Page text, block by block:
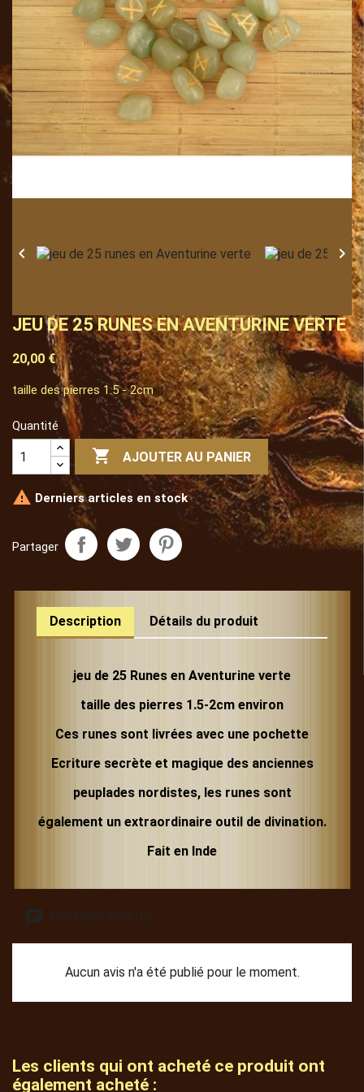
 
JEU DE 25 RUNES EN AVENTURINE VERTE
20,00 €
taille des pierres 1.5 - 2cm
Quantité
 AJOUTER AU PANIER
 Derniers articles en stock
Partager
Description Détails du produit
jeu de 25 Runes en Aventurine verte
taille des pierres 1.5-2cm environ
Ces runes sont livrées avec une pochette
Ecriture secrète et magique des anciennes
peuplades nordistes, les runes sont
également un extraordinaire outil de divination.
Fait en Inde
Commentaires (0)
Aucun avis n'a été publié pour le moment.
Les clients qui ont acheté ce produit ont
également acheté :